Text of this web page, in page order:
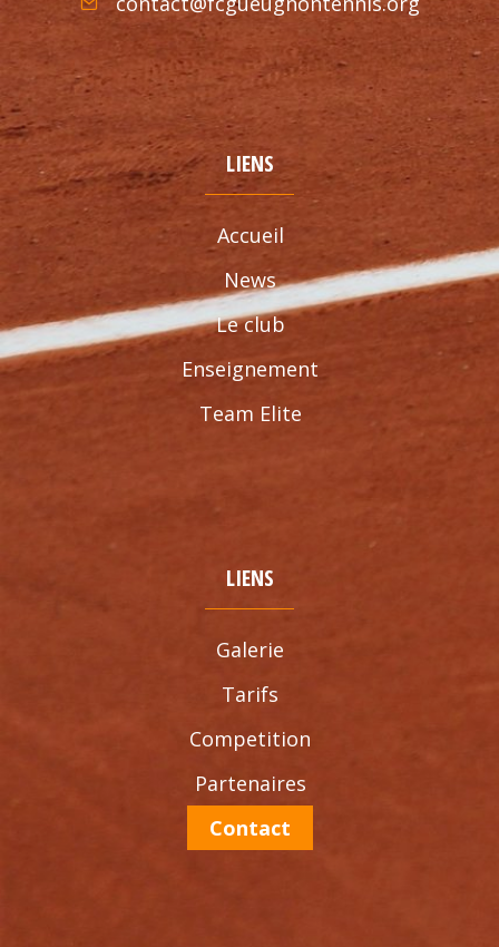
LIENS
Accueil
News
Le club
Enseignement
Team Elite
LIENS
Galerie
Tarifs
Competition
Partenaires
Contact